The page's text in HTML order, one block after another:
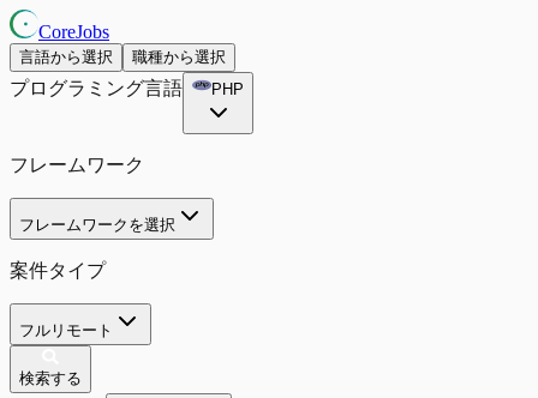
CoreJobs
言語から選択 職種から選択
プログラミング言語 PHP
フレームワーク
フレームワークを選択
案件タイプ
フルリモート
検索する